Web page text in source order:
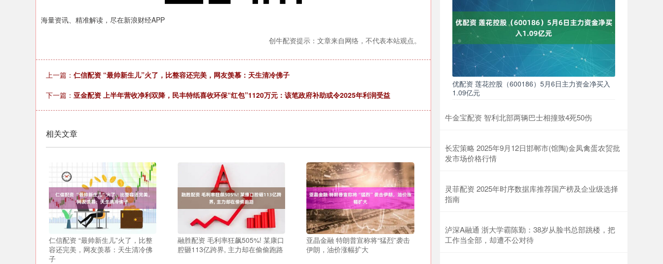
海量资讯、精准解读，尽在新浪财经APP
创牛配资提示：文章来自网络，不代表本站观点。
上一篇： 仁信配资 “最帅新生儿”火了，比整容还完美，网友羡慕：天生清冷佛子
下一篇： 亚金配资 上半年营收净利双降，民丰特纸喜收环保“红包”1120万元：该笔政府补助或令2025年利润受益
相关文章
仁信配资 “最帅新生儿”火了，比整
容还完美，网友羡慕：天生清冷佛
子
融胜配资 毛利率狂飙505%! 某康口
腔砸113亿跨界, 主力却在偷偷跑路
亚晶金融 特朗普宣称将“猛烈”袭击
伊朗，油价涨幅扩大
优配资 莲花控股（600186）5月6日主力资金净买入
1.09亿元
牛金宝配资 智利北部两辆巴士相撞致4死50伤
长宏策略 2025年9月12日邯郸市(馆陶)金凤禽蛋农贸批
发市场价格行情
灵菲配资 2025年时序数据库推荐国产榜及企业级选择
指南
泸深A融通 浙大学霸陈勤：38岁从脸书总部跳楼，把
工作当全部，却遭不公对待